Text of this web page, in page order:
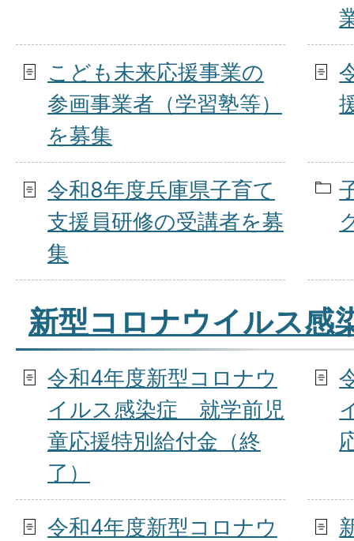
こども未来応援事業の
参画事業者（学習塾等）
を募集
令和8年度兵庫県子育て
支援員研修の受講者を募
集
新型コロナウイルス感
令和4年度新型コロナウ
イルス感染症 就学前児
童応援特別給付金（終
了）
令和4年度新型コロナウ